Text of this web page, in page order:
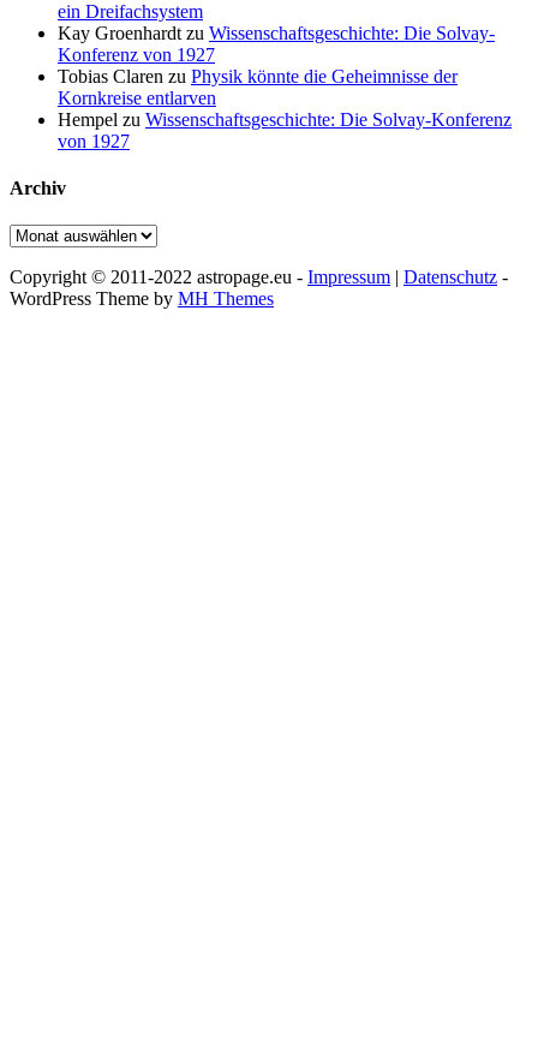
ein Dreifachsystem
Kay Groenhardt zu Wissenschaftsgeschichte: Die Solvay-
Konferenz von 1927
Tobias Claren zu Physik könnte die Geheimnisse der
Kornkreise entlarven
Hempel zu Wissenschaftsgeschichte: Die Solvay-Konferenz
von 1927
Archiv
Archiv
Copyright © 2011-2022 astropage.eu - Impressum | Datenschutz -
WordPress Theme by MH Themes